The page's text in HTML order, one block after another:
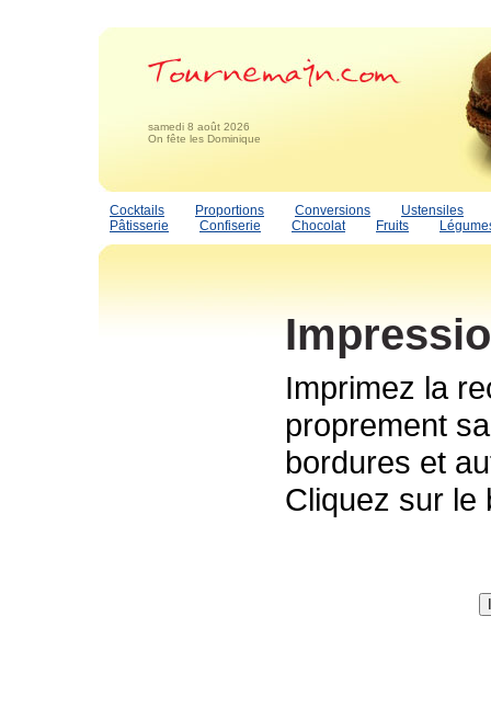
samedi 8 août 2026
On fête les Dominique
Cocktails Proportions Conversions
Ustensiles
Pâtisserie
Confiserie Chocolat Fruits
Imprimez la
proprement
bordures et
Cliquez sur le